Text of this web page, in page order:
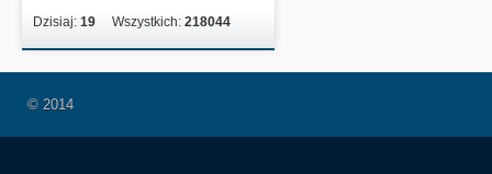
Dzisiaj: 19 Wszystkich: 218044
© 2014